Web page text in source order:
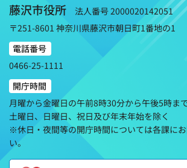
藤沢市役所
法人番号 2000020142051
〒251-8601 神奈川県藤沢市朝日町1番地の1
電話番号
0466-25-1111
開庁時間
月曜から金曜日の午前8時30分から午後5時ま
土曜日、日曜日、祝日及び年末年始を除く
※休日・夜間等の開庁時間については各課に
い。